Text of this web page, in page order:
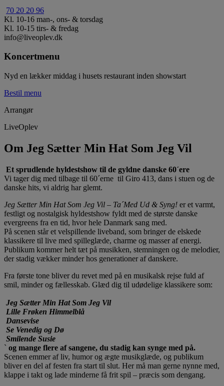
70 20 20 96
Kl. 10-16 man-, ons- & torsdag
Kl. 10-15 tirs- & fredag
info@liveoplev.dk
Koncertmenu
Nyd en lækker middag i husets restaurant inden showstart
Bestil menu
Arrangør
LiveOplev
Om Jeg Sætter Min Hat Som Jeg Vil
Et sprudlende hyldestshow til de gyldne danske 60´ere
Vi tager dig med tilbage til 60´erne til Giro 413, dans i stuen og de
danske hits, vi aldrig har glemt.
Jeg Sætter Min Hat Som Jeg Vil – Ta´Med Ud & Syng! er et varmt,
festligt og nostalgisk hyldestshow fyldt med de største danske
evergreens fra en tid, hvor hele Danmark sang med.
På scenen står et velspillende liveband, som bringer de elskede
klassikere til live med spilleglæde, charme og masser af energi.
Publikum kommer helt tæt på musikken, stemningen og de melodier,
der stadig vækker minder hos generationer af danskere.
Fra første tone bliver du revet med på en musikalsk rejse fuld af
smil, minder og fællesskab. Glæd dig til udødelige klassikere som:
Jeg Sætter Min Hat Som Jeg Vil
Lille Frøken Himmelblå
Dansevise
Se Venedig og Dø
Smilende Susie
` og mange flere af sangene, du stadig kan synge med på.
Scenen emmer af liv, humor og ægte musikglæde, og publikum
bliver en del af festen fra start til slut. Her må man gerne nynne med,
klappe i takt og lade minderne få frit spil – præcis som dengang.